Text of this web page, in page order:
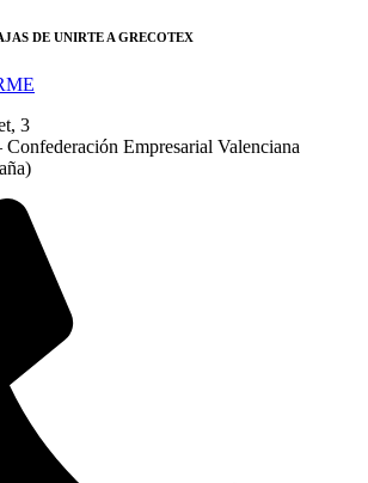
DE UNIRTE A GRECOTEX
3
Empresarial Valenciana